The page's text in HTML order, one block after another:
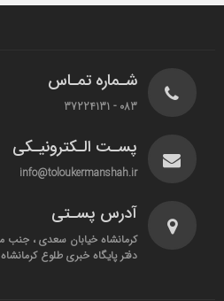
شـماره تمـاس
083 - 37224131
پسـت الـکترونیـکی
info@toloukermanshah.ir
آدرس پسـتی
دفتر پایگاه خبری طلوع کرمانشاه